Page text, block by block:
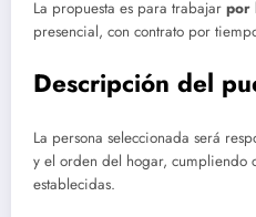
La propuesta es para trabajar por
presencial, con contrato por
Descripción del
La persona seleccionada será
y el orden del hogar, cumpliendo
establecidas.